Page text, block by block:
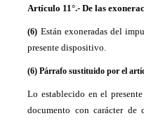
Artículo 11°.- De las
(6) Están exoneradas del
presente dispositivo.
(6) Párrafo sustituido por el
Lo establecido en el
documento con carácter